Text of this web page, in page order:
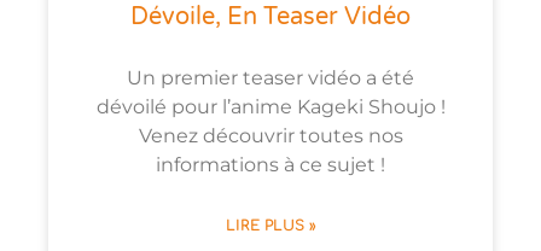
Dévoile, En Teaser Vidéo
Un premier teaser vidéo a été
dévoilé pour l’anime Kageki Shoujo !
Venez découvrir toutes nos
informations à ce sujet !
LIRE PLUS »